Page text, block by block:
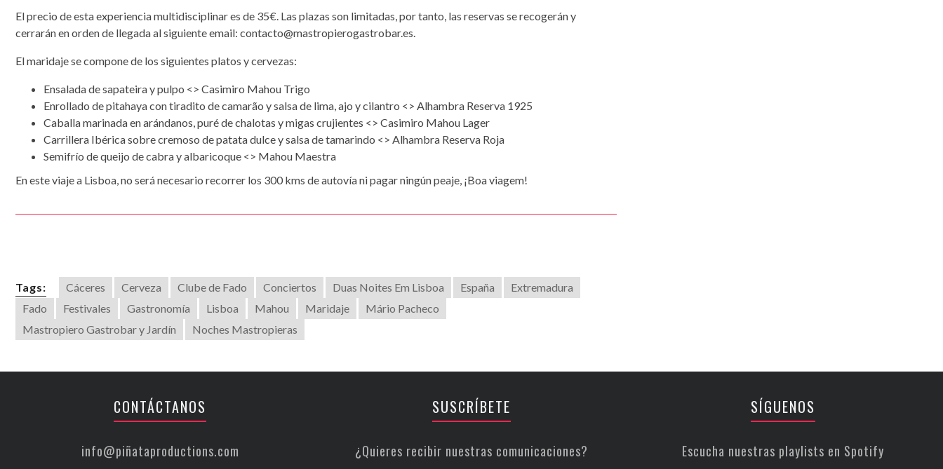
El precio de esta experiencia multidisciplinar es de 35€. Las plazas son limitadas, por tanto, las reservas se recogerán y
cerrarán en orden de llegada al siguiente email: contacto@mastropierogastrobar.es.
El maridaje se compone de los siguientes platos y cervezas:
Ensalada de sapateira y pulpo <> Casimiro Mahou Trigo
Enrollado de pitahaya con tiradito de camarão y salsa de lima, ajo y cilantro <> Alhambra Reserva 1925
Caballa marinada en arándanos, puré de chalotas y migas crujientes <> Casimiro Mahou Lager
Carrillera Ibérica sobre cremoso de patata dulce y salsa de tamarindo <> Alhambra Reserva Roja
Semifrío de queijo de cabra y albaricoque <> Mahou Maestra
En este viaje a Lisboa, no será necesario recorrer los 300 kms de autovía ni pagar ningún peaje, ¡Boa viagem!
Tags: Cáceres Cerveza Clube de Fado Conciertos Duas Noites Em Lisboa España
Extremadura
Fado
Festivales Gastronomía Lisboa Mahou Maridaje
Mário Pacheco
Mastropiero Gastrobar y Jardín
Noches Mastropieras
CONTÁCTANOS
info@piñataproductions.com
SUSCRÍBETE
¿Quieres recibir nuestras comunicaciones?
SÍGUENOS
Escucha nuestras playlists en Spotify